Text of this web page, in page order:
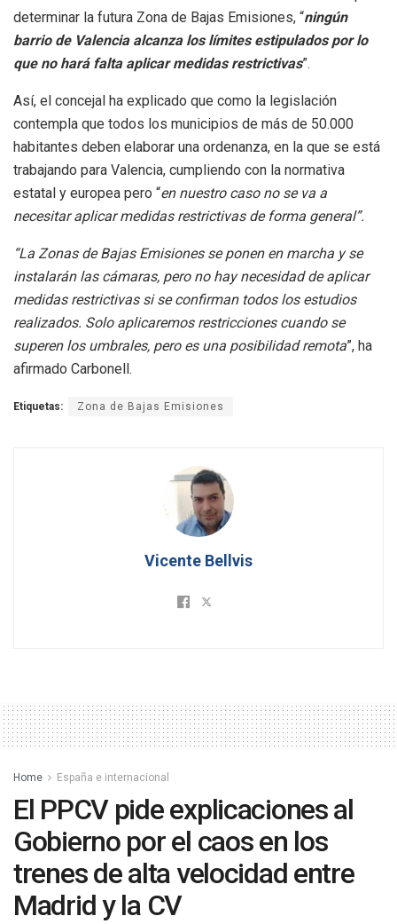
determinar la futura Zona de Bajas Emisiones, “ningún
barrio de Valencia alcanza los límites estipulados por lo
que no hará falta aplicar medidas restrictivas”.
Así, el concejal ha explicado que como la legislación
contempla que todos los municipios de más de 50.000
habitantes deben elaborar una ordenanza, en la que se está
trabajando para Valencia, cumpliendo con la normativa
estatal y europea pero “en nuestro caso no se va a
necesitar aplicar medidas restrictivas de forma general”.
“La Zonas de Bajas Emisiones se ponen en marcha y se
instalarán las cámaras, pero no hay necesidad de aplicar
medidas restrictivas si se confirman todos los estudios
realizados. Solo aplicaremos restricciones cuando se
superen los umbrales, pero es una posibilidad remota”, ha
afirmado Carbonell.
Etiquetas: Zona de Bajas Emisiones
Vicente Bellvis
Home España e internacional
El PPCV pide explicaciones al
Gobierno por el caos en los
trenes de alta velocidad entre
Madrid y la CV